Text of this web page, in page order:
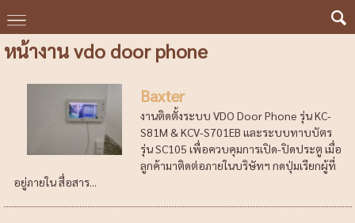
หน้างาน vdo door phone
Baxter
งานติดตั้งระบบ VDO Door Phone รุ่น KC-
S81M & KCV-S701EB และระบบทาบบัตร
รุ่น SC105 เพื่อควบคุมการเปิด-ปิดประตู เมื่อ
ลูกค้ามาติดต่อภายในบริษัทฯ กดปุ่มเรียกผู้ที่
อยู่ภายใน สื่อสาร...